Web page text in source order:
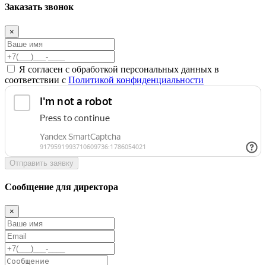
Заказать звонок
×
Я согласен с обработкой персональных данных в
соответствии с Политикой конфиденциальности
Отправить заявку
Сообщение для директора
×